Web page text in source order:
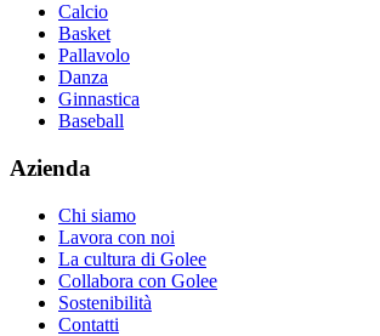
Calcio
Basket
Pallavolo
Danza
Ginnastica
Baseball
Azienda
Chi siamo
Lavora con noi
La cultura di Golee
Collabora con Golee
Sostenibilità
Contatti